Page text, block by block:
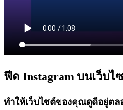
ฟีด Instagram บนเว็บไ
ทำให้เว็บไซต์ของคุณดูดีอยู่ตล